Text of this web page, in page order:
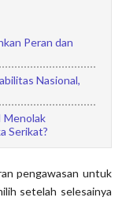
Peran dan
Nasional,
Menolak
Serikat?
pengawasan untuk
setelah selesainya